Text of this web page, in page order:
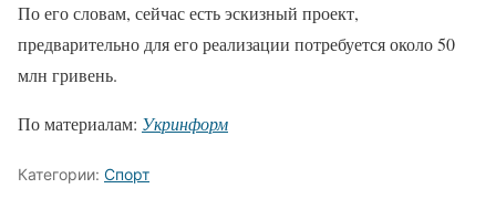
По его словам, сейчас есть эскизный проект,
предварительно для его реализации потребуется около 50
млн гривень.
По материалам: Укринформ
Категории: Спорт